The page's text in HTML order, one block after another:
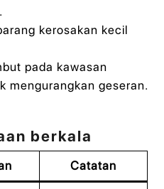
kerosakan kecil
pada kawasan
mengurangkan geseran.
berkala
Catatan